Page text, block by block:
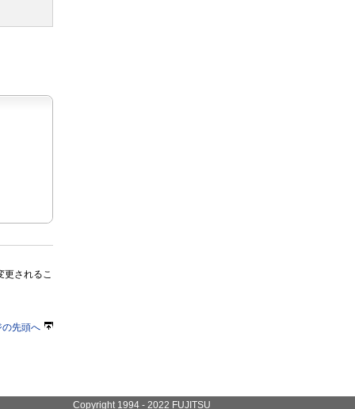
更されるこ
の先頭へ
Copyright 1994 - 2022 FUJITSU